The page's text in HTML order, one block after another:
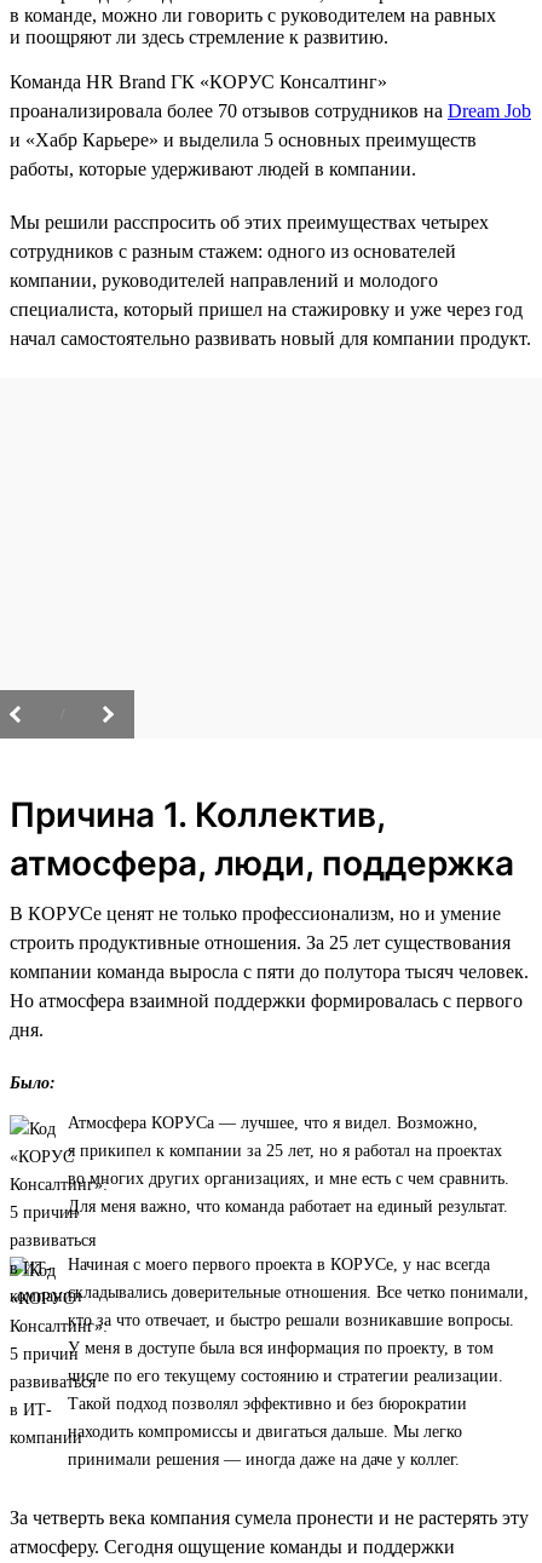
в команде, можно ли говорить с руководителем на равных
и поощряют ли здесь стремление к развитию.
Команда HR Brand ГК «КОРУС Консалтинг»
проанализировала более 70 отзывов сотрудников на Dream Job
и «Хабр Карьере» и выделила 5 основных преимуществ
работы, которые удерживают людей в компании.
Мы решили расспросить об этих преимуществах четырех
сотрудников с разным стажем: одного из основателей
компании, руководителей направлений и молодого
специалиста, который пришел на стажировку и уже через год
начал самостоятельно развивать новый для компании продукт.
Причина 1. Коллектив,
атмосфера, люди, поддержка
В КОРУСе ценят не только профессионализм, но и умение
строить продуктивные отношения. За 25 лет существования
компании команда выросла с пяти до полутора тысяч человек.
Но атмосфера взаимной поддержки формировалась с первого
дня.
Было:
Атмосфера КОРУСа — лучшее, что я видел. Возможно,
я прикипел к компании за 25 лет, но я работал на проектах
во многих других организациях, и мне есть с чем сравнить.
Для меня важно, что команда работает на единый результат.
Начиная с моего первого проекта в КОРУСе, у нас всегда
складывались доверительные отношения. Все четко понимали,
кто за что отвечает, и быстро решали возникавшие вопросы.
У меня в доступе была вся информация по проекту, в том
числе по его текущему состоянию и стратегии реализации.
Такой подход позволял эффективно и без бюрократии
находить компромиссы и двигаться дальше. Мы легко
принимали решения — иногда даже на даче у коллег.
За четверть века компания сумела пронести и не растерять эту
атмосферу. Сегодня ощущение команды и поддержки